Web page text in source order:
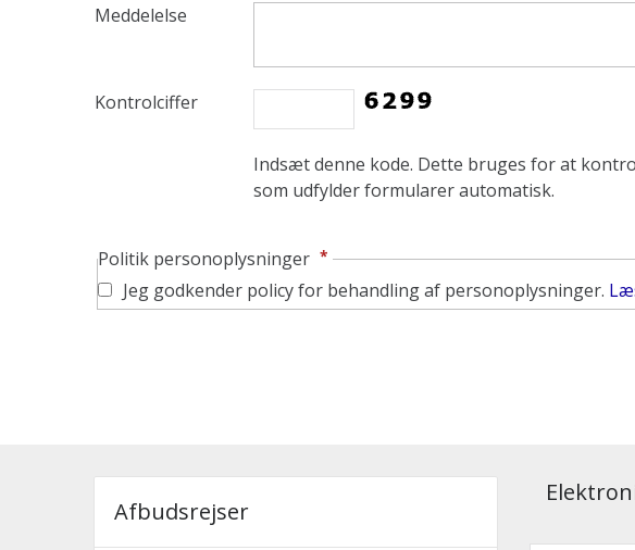
Meddelelse
Kontrolciffer
Indsæt denne kode. Dette bruges for at
som udfylder formularer automatisk.
Politik personoplysninger *
Jeg godkender policy for behandling af personoplysninger.
Afbudsrejser